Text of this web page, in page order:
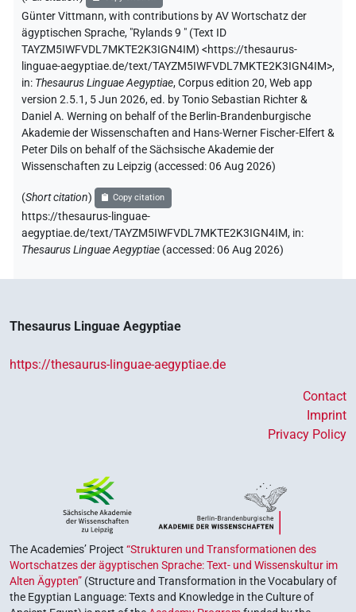
Günter Vittmann,with contributions byAV Wortschatz der
ägyptischen Sprache, "Rylands 9 " (Text ID
TAYZM5IWFVDL7MKTE2K3IGN4IM) <https://thesaurus-
linguae-aegyptiae.de/text/TAYZM5IWFVDL7MKTE2K3IGN4IM>,
in: Thesaurus Linguae Aegyptiae,Corpus edition 20, Web app
version 2.5.1, 5 Jun 2026, ed. by Tonio Sebastian Richter &
Daniel A. Werning on behalf of the Berlin-Brandenburgische
Akademie der Wissenschaften and Hans-Werner Fischer-Elfert &
Peter Dils on behalf of the Sächsische Akademie der
Wissenschaften zu Leipzig (accessed:06 Aug 2026)
(Short citation) Copy citation
https://thesaurus-linguae-
aegyptiae.de/text/TAYZM5IWFVDL7MKTE2K3IGN4IM, in:
Thesaurus Linguae Aegyptiae (accessed:06 Aug 2026)
Thesaurus Linguae Aegyptiae
https://thesaurus-linguae-aegyptiae.de
Contact
Imprint
Privacy Policy
The Academies’ Project “Strukturen und Transformationen des
Wortschatzes der ägyptischen Sprache: Text- und Wissenskultur im
Alten Ägypten” (Structure and Transformation in the Vocabulary of
the Egyptian Language: Texts and Knowledge in the Culture of